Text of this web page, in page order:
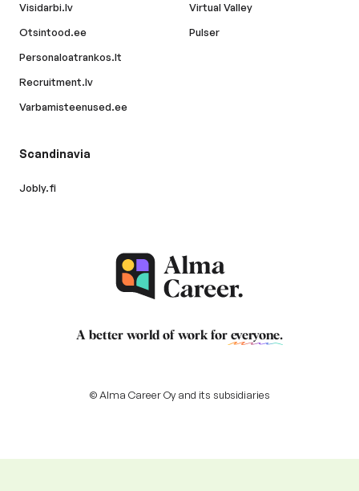
Visidarbi.lv
Otsintood.ee
Personaloatrankos.lt
Recruitment.lv
Varbamisteenused.ee
Virtual Valley
Pulser
Scandinavia
Jobly.fi
A better world of work for everyone.
© Alma Career Oy and its subsidiaries